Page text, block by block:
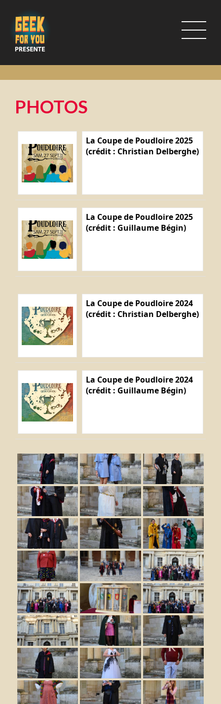
PHOTOS
La Coupe de Poudloire 2025
(crédit : Christian Delberghe)
La Coupe de Poudloire 2025
(crédit : Guillaume Bégin)
La Coupe de Poudloire 2024
(crédit : Christian Delberghe)
La Coupe de Poudloire 2024
(crédit : Guillaume Bégin)